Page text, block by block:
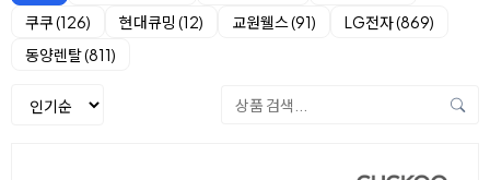
쿠쿠 (126)
현대큐밍 (12) 교원웰스 (91)
LG전자 (869)
동양렌탈 (811)